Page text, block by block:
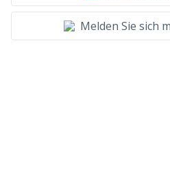
Melden Sie sich